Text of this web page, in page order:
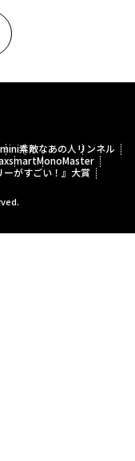
mini素敵なあの人リンネル
smartMonoMaster
ーがすごい！』大賞